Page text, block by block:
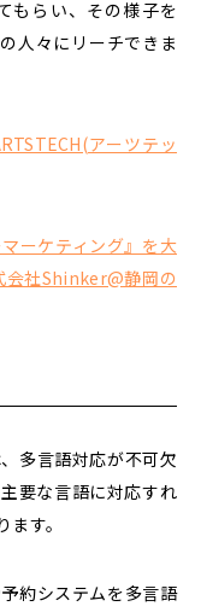
もらい、その様子を
人々にリーチできま
アーツテッ
ーケティング』を大
会社Shinker@静岡の
多言語対応が不可欠
要な言語に対応すれ
す。
約システムを多言語